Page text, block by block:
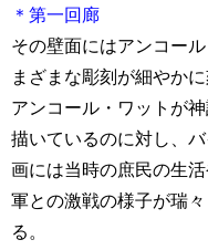
＊第一回廊
その壁面にはアンコー
まざまな彫刻が細やかに
アンコール・ワットが
描いているのに対し、
画には当時の庶民の生
軍との激戦の様子が瑞
る。